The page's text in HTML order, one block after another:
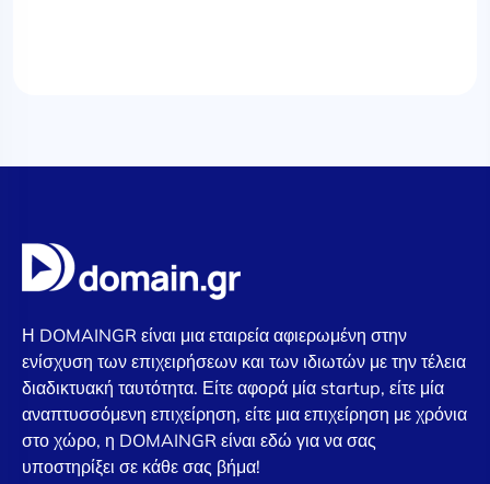
Η DOMAINGR είναι μια εταιρεία αφιερωμένη στην
ενίσχυση των επιχειρήσεων και των ιδιωτών με την τέλεια
διαδικτυακή ταυτότητα. Είτε αφορά μία startup, είτε μία
αναπτυσσόμενη επιχείρηση, είτε μια επιχείρηση με χρόνια
στο χώρο, η DOMAINGR είναι εδώ για να σας
υποστηρίξει σε κάθε σας βήμα!